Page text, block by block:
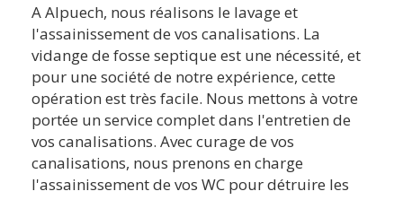
A Alpuech, nous réalisons le lavage et
l'assainissement de vos canalisations. La
vidange de fosse septique est une nécessité, et
pour une société de notre expérience, cette
opération est très facile. Nous mettons à votre
portée un service complet dans l'entretien de
vos canalisations. Avec curage de vos
canalisations, nous prenons en charge
l'assainissement de vos WC pour détruire les